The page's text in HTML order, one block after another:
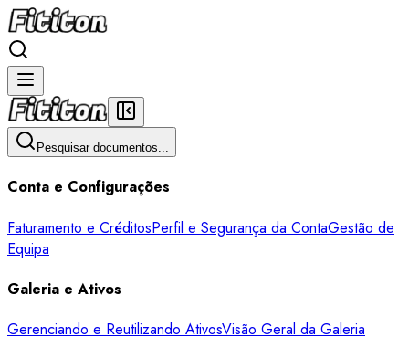
Pesquisar documentos...
Conta e Configurações
Faturamento e CréditosPerfil e Segurança da ContaGestão de
Equipa
Galeria e Ativos
Gerenciando e Reutilizando AtivosVisão Geral da Galeria